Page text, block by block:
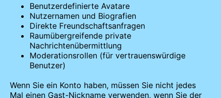
Benutzerdefinierte Avatare
Nutzernamen und Biografien
Direkte Freundschaftsanfragen
Raumübergreifende private
Nachrichtenübermittlung
Moderationsrollen (für vertrauenswürdige
Benutzer)
Wenn Sie ein Konto haben, müssen Sie nicht jedes
Mal einen Gast-Nickname verwenden, wenn Sie der